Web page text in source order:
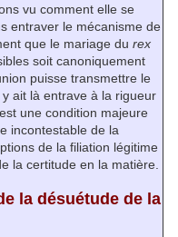
vu comment elle se
entraver le mécanisme de
que le mariage du rex
soit canoniquement
puisse transmettre le
y ait là entrave à la rigueur
une condition majeure
incontestable de la
de la filiation légitime
la certitude en la matière.
la désuétude de la